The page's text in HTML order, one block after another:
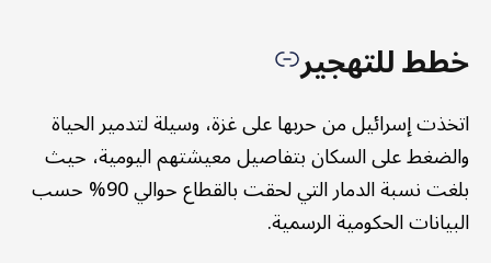
خطط للتهجير
اتخذت إسرائيل من حربها على غزة، وسيلة لتدمير الحياة
والضغط على السكان بتفاصيل معيشتهم اليومية، حيث
بلغت نسبة الدمار التي لحقت بالقطاع حوالي 90% حسب
البيانات الحكومية الرسمية.